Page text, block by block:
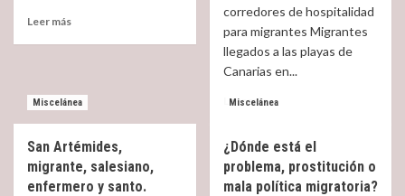
Leer más
solución
a
la
baja
natalidad
corredores de hospitalidad
para migrantes Migrantes
llegados a las playas de
Canarias en...
Leer másRead
¿Qué
son
los
Miscelánea
San Artémides,
migrante, salesiano,
enfermero y santo.
Miscelánea
¿Dónde está el
problema, prostitución o
mala política migratoria?